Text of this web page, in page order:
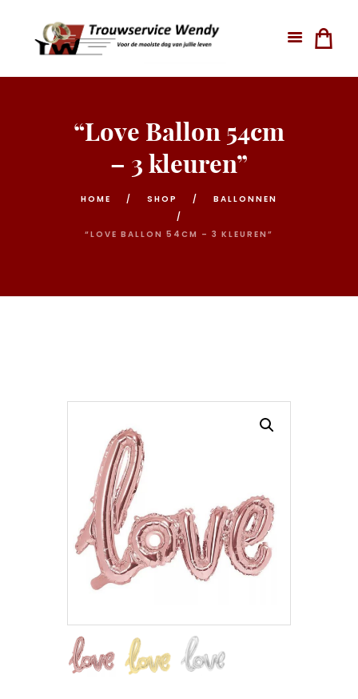
“Love Ballon 54cm
– 3 kleuren”
HOME SHOP BALLONNEN
“LOVE BALLON 54CM – 3 KLEUREN”